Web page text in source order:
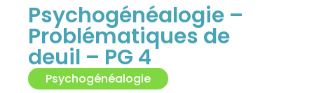
Psychogénéalogie –
Problématiques de
deuil – PG 4
Psychogénéalogie